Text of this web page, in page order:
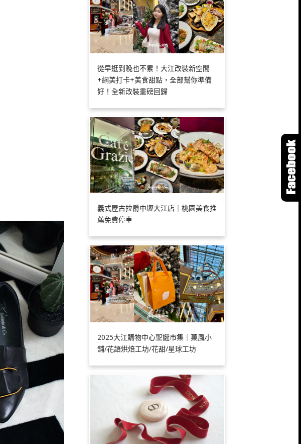
從早逛到晚也不累！大江改裝新空間
+網美打卡+美食甜點，全部幫你準備
好！全新改裝重磅回歸
義式屋古拉爵中壢大江店｜桃園美食推
薦免費停車
2025大江購物中心聖誕市集｜菓風小
舖/花語烘焙工坊/花甜/星球工坊